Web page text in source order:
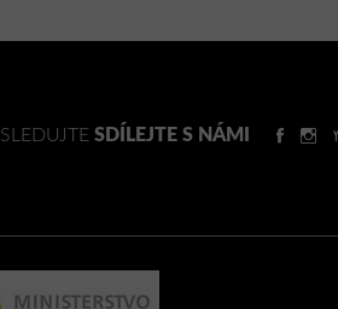
SLEDUJTESDÍLEJTE S NÁMI